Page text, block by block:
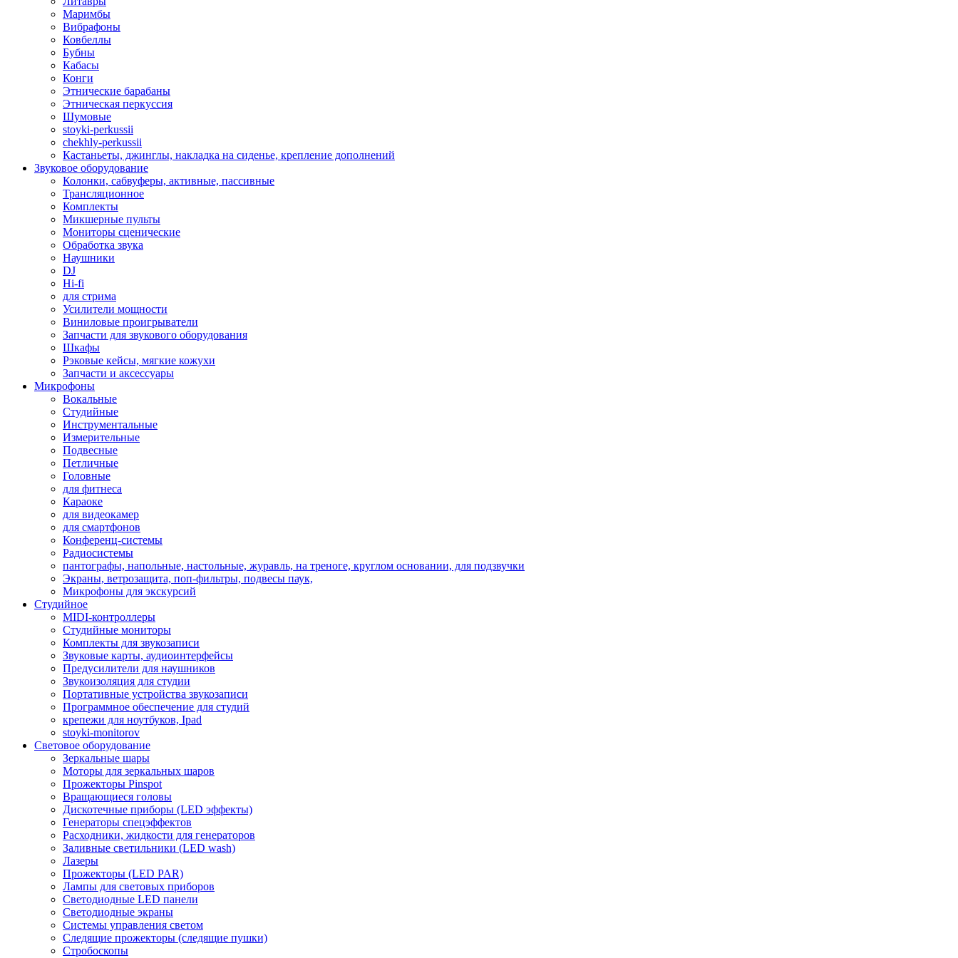
Маримбы
Вибрафоны
Ковбеллы
Бубны
Кабасы
Конги
Этнические барабаны
Этническая перкуссия
Шумовые
stoyki-perkussii
chekhly-perkussii
Кастаньеты, джинглы, накладка на сиденье, крепление дополнений
Звуковое оборудование
Колонки, сабвуферы, активные, пассивные
Трансляционное
Комплекты
Микшерные пульты
Мониторы сценические
Обработка звука
Наушники
DJ
Hi-fi
для стрима
Усилители мощности
Виниловые проигрыватели
Запчасти для звукового оборудования
Шкафы
Рэковые кейсы, мягкие кожухи
Запчасти и аксессуары
Микрофоны
Вокальные
Студийные
Инструментальные
Измерительные
Подвесные
Петличные
Головные
для фитнеса
Караоке
для видеокамер
для смартфонов
Конференц-системы
Радиосистемы
пантографы, напольные, настольные, журавль, на треноге, круглом основании, для подзвучки
Экраны, ветрозащита, поп-фильтры, подвесы паук,
Микрофоны для экскурсий
Студийное
MIDI-контроллеры
Студийные мониторы
Комплекты для звукозаписи
Звуковые карты, аудиоинтерфейсы
Предусилители для наушников
Звукоизоляция для студии
Портативные устройства звукозаписи
Программное обеспечение для студий
крепежи для ноутбуков, Ipad
stoyki-monitorov
Световое оборудование
Зеркальные шары
Моторы для зеркальных шаров
Прожекторы Pinspot
Вращающиеся головы
Дискотечные приборы (LED эффекты)
Генераторы спецэффектов
Расходники, жидкости для генераторов
Заливные светильники (LED wash)
Лазеры
Прожекторы (LED PAR)
Лампы для световых приборов
Светодиодные LED панели
Светодиодные экраны
Системы управления светом
Следящие прожекторы (следящие пушки)
Стробоскопы